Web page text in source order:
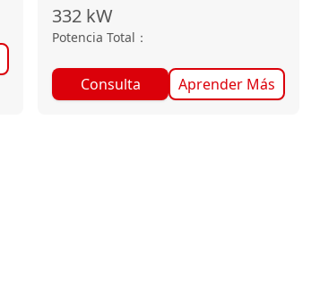
332 kW
Potencia Total ：
Consulta Aprender Más